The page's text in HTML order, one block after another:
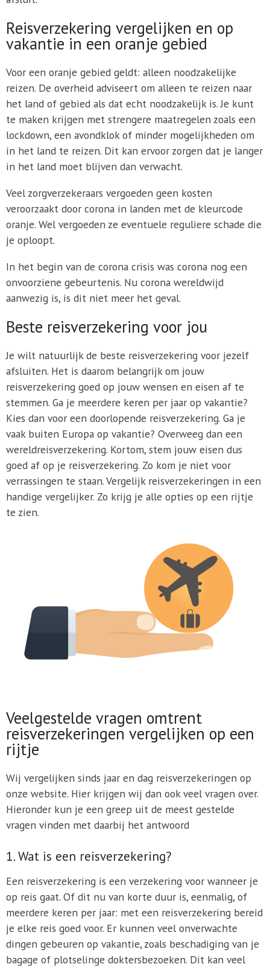
Reisverzekering vergelijken en op
vakantie in een oranje gebied
Voor een oranje gebied geldt: alleen noodzakelijke
reizen. De overheid adviseert om alleen te reizen naar
het land of gebied als dat echt noodzakelijk is. Je kunt
te maken krijgen met strengere maatregelen zoals een
lockdown, een avondklok of minder mogelijkheden om
in het land te reizen. Dit kan ervoor zorgen dat je langer
in het land moet blijven dan verwacht.
Veel zorgverzekeraars vergoeden geen kosten
veroorzaakt door corona in landen met de kleurcode
oranje. Wel vergoeden ze eventuele reguliere schade die
je oploopt.
In het begin van de corona crisis was corona nog een
onvoorziene gebeurtenis. Nu corona wereldwijd
aanwezig is, is dit niet meer het geval.
Beste reisverzekering voor jou
Je wilt natuurlijk de beste reisverzekering voor jezelf
afsluiten. Het is daarom belangrijk om jouw
reisverzekering goed op jouw wensen en eisen af te
stemmen. Ga je meerdere keren per jaar op vakantie?
Kies dan voor een doorlopende reisverzekering. Ga je
vaak buiten Europa op vakantie? Overweeg dan een
wereldreisverzekering. Kortom, stem jouw eisen dus
goed af op je reisverzekering. Zo kom je niet voor
verrassingen te staan. Vergelijk reisverzekeringen in een
handige vergelijker. Zo krijg je alle opties op een rijtje
te zien.
Veelgestelde vragen omtrent
reisverzekeringen vergelijken op een
rijtje
Wij vergelijken sinds jaar en dag reisverzekeringen op
onze website. Hier krijgen wij dan ook veel vragen over.
Hieronder kun je een greep uit de meest gestelde
vragen vinden met daarbij het antwoord
1. Wat is een reisverzekering?
Een reisverzekering is een verzekering voor wanneer je
op reis gaat. Of dit nu van korte duur is, eenmalig, of
meerdere keren per jaar: met een reisverzekering bereid
je elke reis goed voor. Er kunnen veel onverwachte
dingen gebeuren op vakantie, zoals beschadiging van je
bagage of plotselinge doktersbezoeken. Dit kan veel